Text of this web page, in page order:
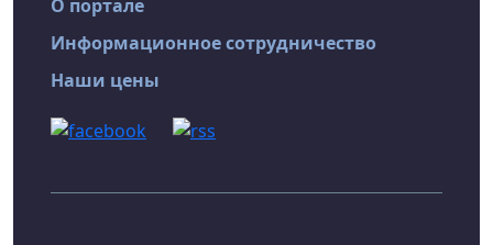
О портале
Информационное сотрудничество
Наши цены